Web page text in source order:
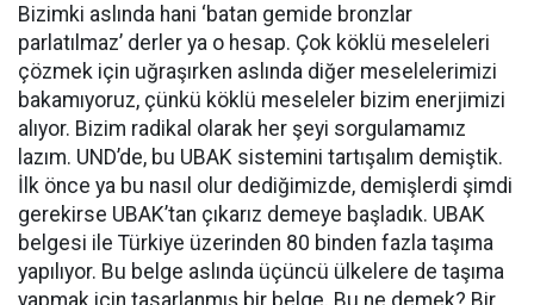
Bizimki aslında hani ‘batan gemide bronzlar
parlatılmaz’ derler ya o hesap. Çok köklü meseleleri
çözmek için uğraşırken aslında diğer meselelerimizi
bakamıyoruz, çünkü köklü meseleler bizim enerjimizi
alıyor. Bizim radikal olarak her şeyi sorgulamamız
lazım. UND’de, bu UBAK sistemini tartışalım demiştik.
İlk önce ya bu nasıl olur dediğimizde, demişlerdi şimdi
gerekirse UBAK’tan çıkarız demeye başladık. UBAK
belgesi ile Türkiye üzerinden 80 binden fazla taşıma
yapılıyor. Bu belge aslında üçüncü ülkelere de taşıma